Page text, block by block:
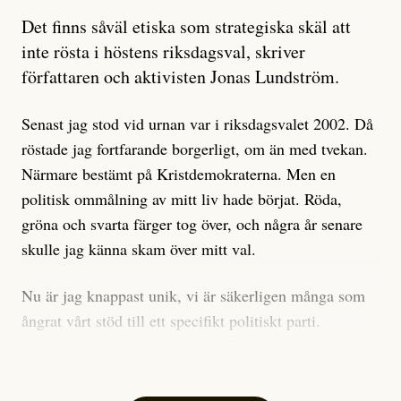
Artikeln undersöker inte, som ETC påstår, ”vad som
är sant, vad som är rykten”, utan den bidrar bara till
ännu mer ryktesspridning. Det finns inte ett enda bevis
misstänkta personen är en infiltratör. Det som läsaren
får veta är att personen har ändrat sina politiska åsikter
under åren, att den har raderat tidigare innehåll på sina
sociala medier, att artikelns författare inte förstår sig
på personens ekonomi och att det tydligen finns
anonyma röster inom rörelsen som säger saker som
anses vara anledningar att titta närmare på personen,
men ingenting av detta är tillräckligt för att hänga ut
inom palestinarörelsen.
Det finns såväl etiska som strategiska skäl att
inte rösta i höstens riksdagsval, skriver
författaren och aktivisten Jonas Lundström.
Senast jag stod vid urnan var i riksdagsvalet 2002. Då
röstade jag fortfarande borgerligt, om än med tvekan.
Närmare bestämt på Kristdemokraterna. Men en
politisk ommålning av mitt liv hade börjat. Röda,
gröna och svarta färger tog över, och några år senare
skulle jag känna skam över mitt val.
Nu är jag knappast unik, vi är säkerligen många som
ångrat vårt stöd till ett specifikt politiskt parti.